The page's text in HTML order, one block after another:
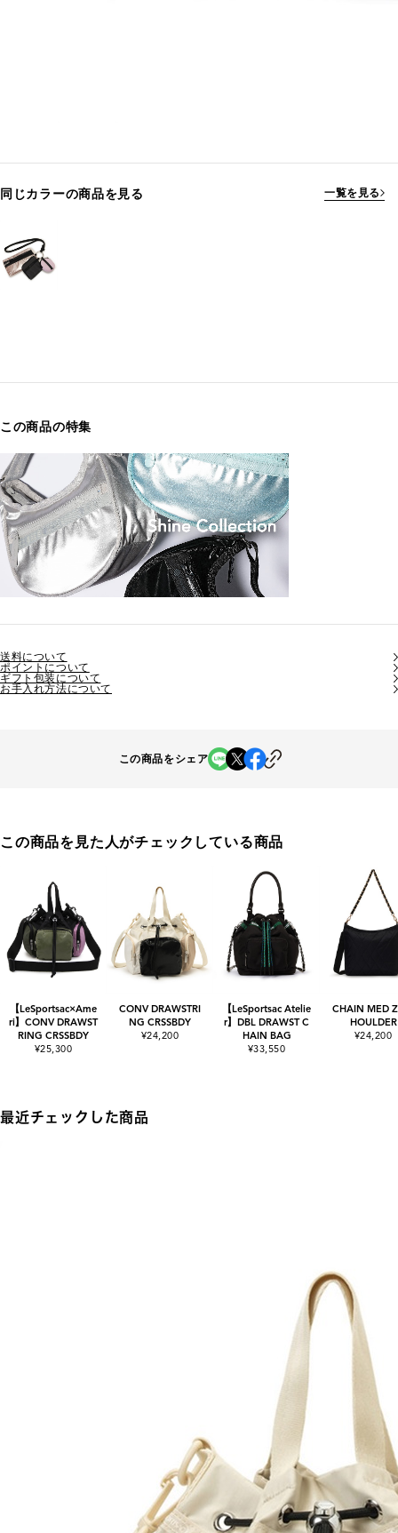
同じカラーの商品を見る 一覧を見る
この商品の特集
送料について
ポイントについて
ギフト包装について
お手入れ方法について
この商品をシェア
この商品を見た人がチェックしている商品
【LeSportsac×Ame
ri】CONV DRAWST
RING CRSSBDY
¥25,300
CONV DRAWSTRI
NG CRSSBDY
¥24,200
【LeSportsac Atelie
r】DBL DRAWST C
HAIN BAG
¥33,550
CHAIN MED
HOULDER
¥24,200
最近チェックした商品